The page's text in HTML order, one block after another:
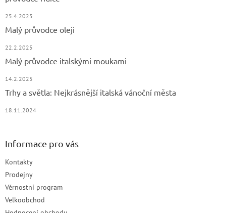
25.4.2025
Malý průvodce oleji
22.2.2025
Malý průvodce italskými moukami
14.2.2025
Trhy a světla: Nejkrásnější italská vánoční města
18.11.2024
Informace pro vás
Kontakty
Prodejny
Věrnostní program
Velkoobchod